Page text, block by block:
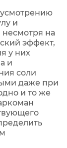
и
несмотря на
эффект,
у них
и
соли
даже при
и то же